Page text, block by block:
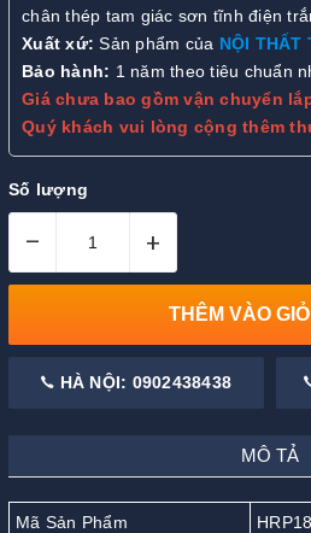
chân thép tam giác sơn tĩnh điện
Xuất xứ: Sản phẩm của NỘI THẤT
Bảo hành: 1 năm theo tiêu chuẩn
Giá chưa bao gồm vận chuyển
Quý khách vui lòng cộng thêm
Số lượng
– +
THÊM VÀO
HÀ NỘI: 0902438438
MÔ TẢ
Mã Sản Phẩm